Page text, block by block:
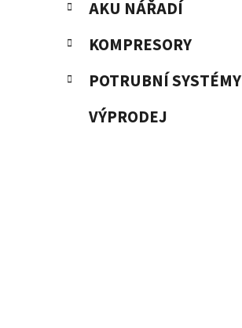
AKU NÁŘADÍ
KOMPRESORY
POTRUBNÍ SYSTÉMY
VÝPRODEJ